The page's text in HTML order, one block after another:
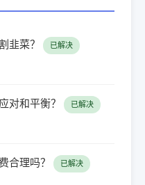
韭菜？ 已解决
对和平衡？ 已解决
合理吗？ 已解决